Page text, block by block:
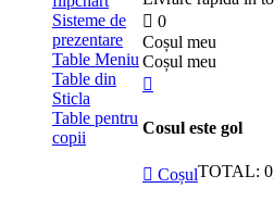
0
Сoșul meu
Сoșul meu
Cosul este gol
TOTAL:
Coșul
Sisteme de
prezentare
Table Meniu
Table din
Sticla
Table pentru
copii